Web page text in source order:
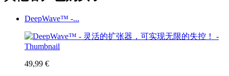
DeepWave™ -...
49,99 €